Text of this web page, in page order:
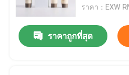
ราคา：EXW
ราคาถูกที่สุด